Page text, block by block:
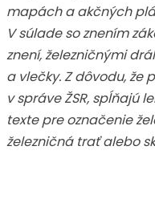
mapách a akčných
V súlade so znením
znení, železničnými
a vlečky. Z dôvodu, že
v správe ŽSR, spĺňajú
texte pre označenie
železničná trať alebo